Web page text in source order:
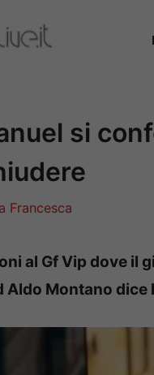
si
Francesca
al Gf Vip dove il
Aldo Montano dice